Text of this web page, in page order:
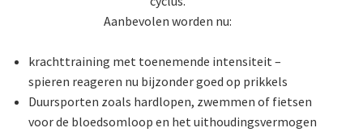
Aanbevolen worden nu:
krachttraining met toenemende intensiteit –
spieren reageren nu bijzonder goed op prikkels
Duursporten zoals hardlopen, zwemmen of fietsen
voor de bloedsomloop en het uithoudingsvermogen